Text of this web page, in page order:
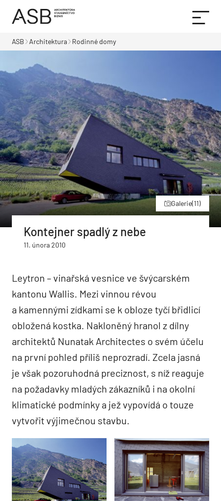
ASB Architektura Rodinné domy
Galerie(11)
Kontejner spadlý z nebe
11. února 2010
Leytron – vinařská vesnice ve švýcarském
kantonu Wallis. Mezi vinnou révou
a kamennými zídkami se k obloze tyčí břidlicí
obložená kostka. Nakloněný hranol z dílny
architektů Nunatak Architectes o svém účelu
na první pohled příliš neprozradí. Zcela jasná
je však pozoruhodná preciznost, s níž reaguje
na požadavky mladých zákazníků i na okolní
klimatické podmínky a jež vypovídá o touze
vytvořit výjimečnou stavbu.